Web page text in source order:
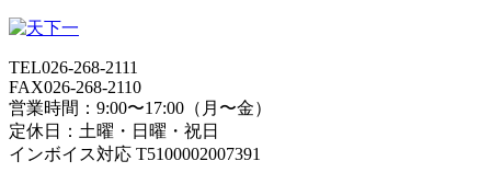
TEL026-268-2111
FAX026-268-2110
営業時間：9:00〜17:00（月〜金）
定休日：土曜・日曜・祝日
インボイス対応 T5100002007391